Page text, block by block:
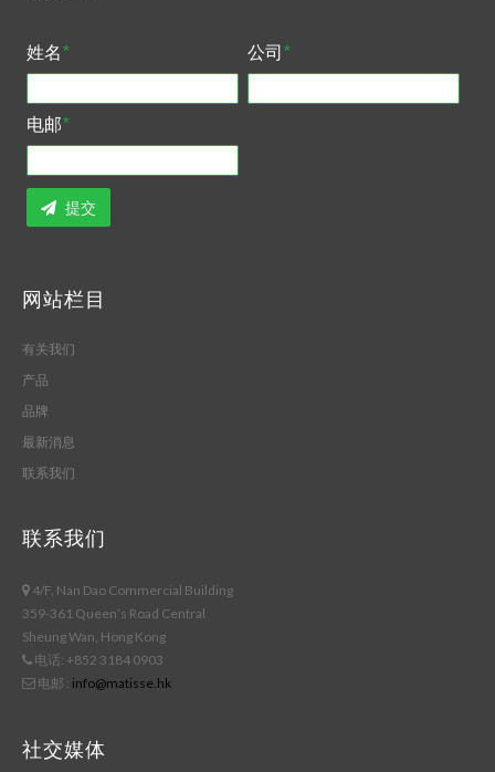
姓名*
电邮*
提交
公司 *
网站栏目
有关我们
产品
品牌
最新消息
联系我们
联系我们
4/F, Nan Dao Commercial Building
359-361 Queen’s Road Central
Sheung Wan, Hong Kong
电话: +852 3184 0903
电邮 : info@matisse.hk
社交媒体